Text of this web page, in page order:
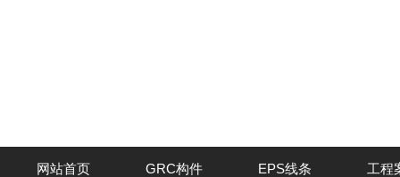
网站首页 GRC构件 EPS线条 工程